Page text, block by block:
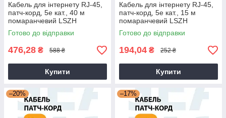
Кабель для інтернету RJ-45,
патч-корд, 5е кат., 40 м
помаранчевий LSZH
(негорючий)
Готово до відправки
476,28 ₴ 588 ₴
Купити
Кабель для інтернету RJ-45,
патч-корд, 5е кат., 15 м
помаранчевий LSZH
(негорючий)
Готово до відправки
194,04 ₴ 252 ₴
Купити
–20% –17%